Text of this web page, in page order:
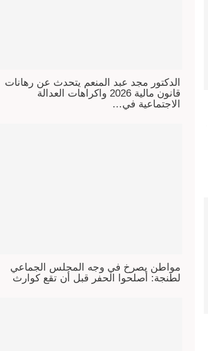
الدكتور مجد عبد المنعم يتحدث عن رهانات
قانون مالية 2026 واكراهات العدالة
الاجتماعية في…
مواطن يصرخ في وجه المجلس الجماعي
لطنجة: أصلحوا الحفر قبل أن تقع كوارث